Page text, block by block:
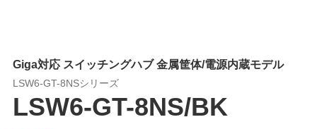
Giga対応 スイッチングハブ 金属筐体/電源内蔵モデル
LSW6-GT-8NSシリーズ
LSW6-GT-8NS/BK